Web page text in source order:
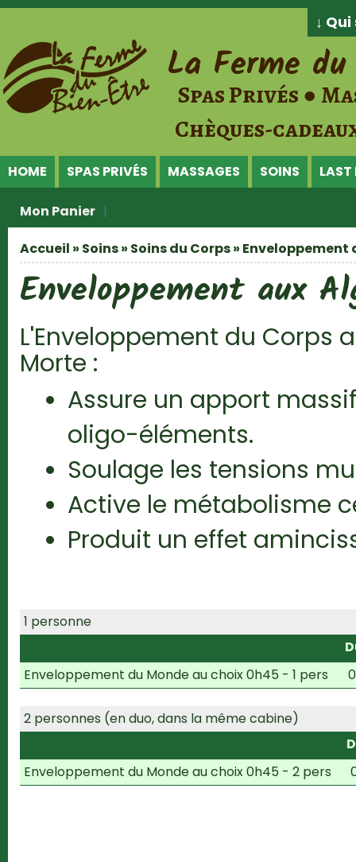
Jump to Content
↓
La Ferme
Spas Privés ●
Chèques-
HOME SPAS PRIVÉS MASSAGES SOINS LAST
Mon Panier
Vous êtes ici
Accueil » Soins» Soins du Corps» Enveloppement
Enveloppement aux
L'Enveloppement du Corps
Morte :
Assure un apport
oligo-éléments.
Soulage les tensions
Active le métabolisme
Produit un effet
1 personne
Enveloppement du Monde au choix 0h45 - 1 pers
2 personnes (en duo, dans la même cabine)
Enveloppement du Monde au choix 0h45 - 2 pers